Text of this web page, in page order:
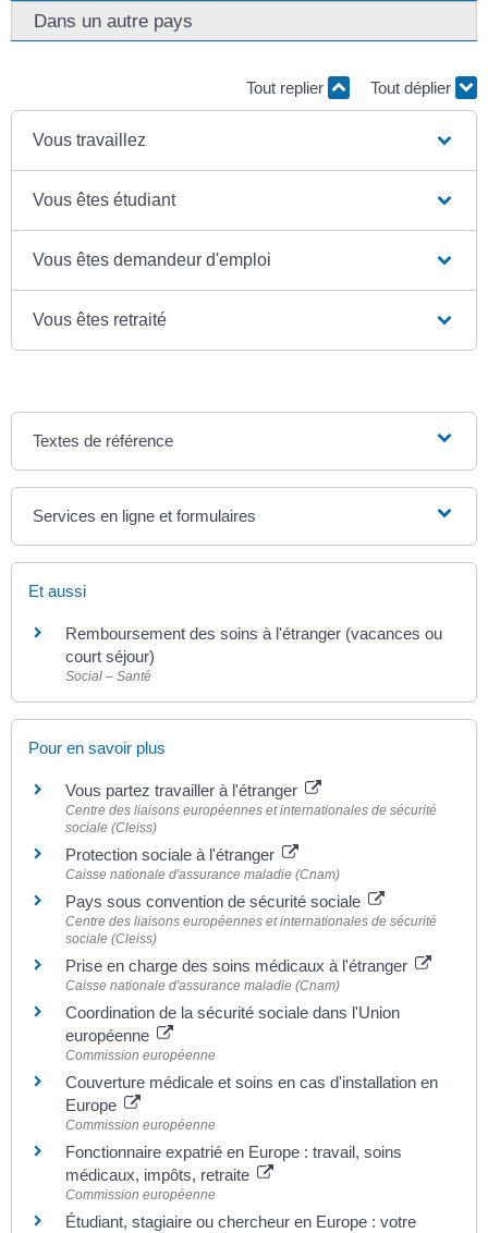
Dans un autre pays
Tout replier Tout déplier
Vous travaillez
Vous êtes étudiant
Vous êtes demandeur d'emploi
Vous êtes retraité
Textes de référence
Services en ligne et formulaires
Et aussi
Remboursement des soins à l'étranger (vacances ou
court séjour)
Social – Santé
Pour en savoir plus
Vous partez travailler à l'étranger
Centre des liaisons européennes et internationales de sécurité
sociale (Cleiss)
Protection sociale à l'étranger
Caisse nationale d'assurance maladie (Cnam)
Pays sous convention de sécurité sociale
Centre des liaisons européennes et internationales de sécurité
sociale (Cleiss)
Prise en charge des soins médicaux à l'étranger
Caisse nationale d'assurance maladie (Cnam)
Coordination de la sécurité sociale dans l'Union
européenne
Commission européenne
Couverture médicale et soins en cas d'installation en
Europe
Commission européenne
Fonctionnaire expatrié en Europe : travail, soins
médicaux, impôts, retraite
Commission européenne
Étudiant, stagiaire ou chercheur en Europe : votre